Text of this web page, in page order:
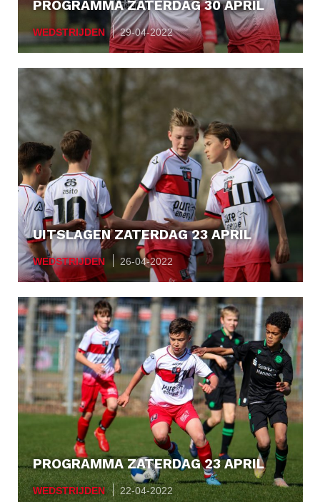
PROGRAMMA ZATERDAG 30 APRIL
WEDSTRIJDEN 29-04-2022
UITSLAGEN ZATERDAG 23 APRIL
WEDSTRIJDEN 26-04-2022
PROGRAMMA ZATERDAG 23 APRIL
WEDSTRIJDEN 22-04-2022